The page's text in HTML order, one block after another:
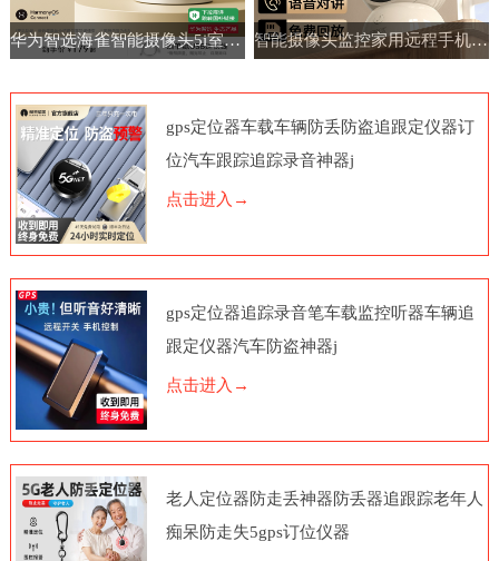
华为智选海雀智能摄像头5i室内家用手机远程360°无线监控摄像机 智能摄像头监控家用远程手机带语音360度高清夜视室内无线免插电
gps定位器车载车辆防丢防盗追跟定仪器订
位汽车跟踪追踪录音神器j
点击进入→
gps定位器追踪录音笔车载监控听器车辆追
跟定仪器汽车防盗神器j
点击进入→
老人定位器防走丢神器防丢器追跟踪老年人
痴呆防走失5gps订位仪器